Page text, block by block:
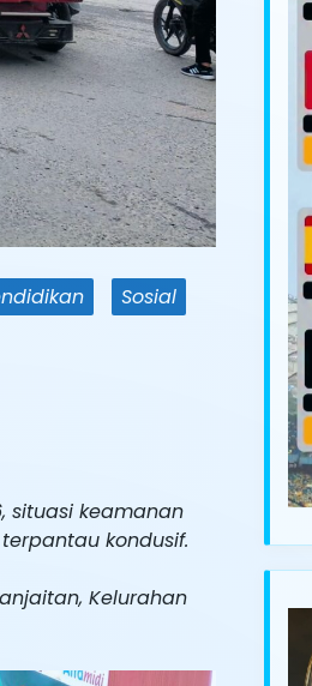
Sosial
situasi keamanan
kondusif.
Kelurahan